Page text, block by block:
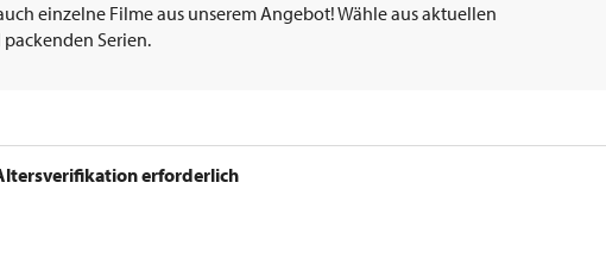
einzelne Filme aus unserem Angebot! Wähle aus aktuellen
Serien.
erforderlich